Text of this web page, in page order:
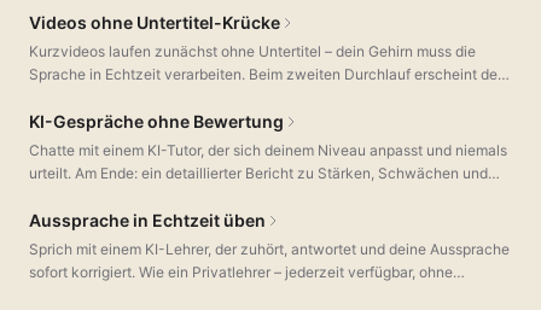
Grammatikerklärung.
Videos ohne Untertitel-Krücke
Kurzvideos laufen zunächst ohne Untertitel – dein Gehirn muss die
Sprache in Echtzeit verarbeiten. Beim zweiten Durchlauf erscheint der
KI-Gespräche ohne Bewertung
Chatte mit einem KI-Tutor, der sich deinem Niveau anpasst und niemals
urteilt. Am Ende: ein detaillierter Bericht zu Stärken, Schwächen und
Aussprache in Echtzeit üben
Sprich mit einem KI-Lehrer, der zuhört, antwortet und deine Aussprache
sofort korrigiert. Wie ein Privatlehrer – jederzeit verfügbar, ohne